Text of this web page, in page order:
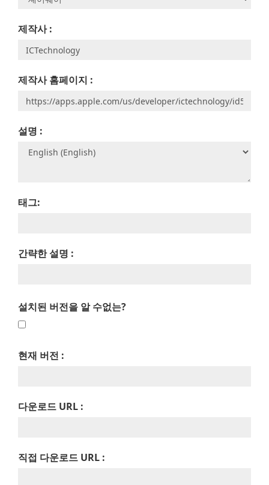
제작사 :
제작사 홈페이지 :
설명 :
태그:
간략한 설명 :
설치된 버전을 알 수없는?
현재 버전 :
다운로드 URL :
직접 다운로드 URL :